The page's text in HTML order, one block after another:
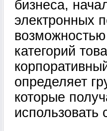
бизнеса,
электронных
категорий
определяет
которые
использовать